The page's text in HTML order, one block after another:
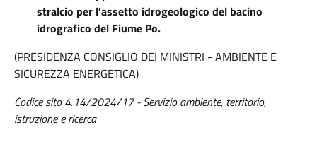
stralcio per l’assetto idrogeologico del bacino
idrografico del Fiume Po.
(PRESIDENZA CONSIGLIO DEI MINISTRI - AMBIENTE E
SICUREZZA ENERGETICA)
Codice sito 4.14/2024/17 - Servizio ambiente, territorio,
istruzione e ricerca